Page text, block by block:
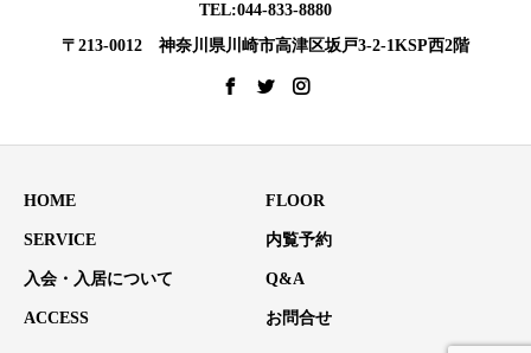
TEL:044-833-8880
〒213-0012 神奈川県川崎市高津区坂戸3-2-1KSP西2階
HOME FLOOR
SERVICE 内覧予約
入会・入居について Q&A
ACCESS お問合せ